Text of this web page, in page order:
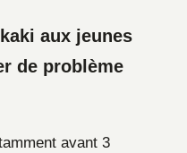
aux jeunes
de problème
avant 3